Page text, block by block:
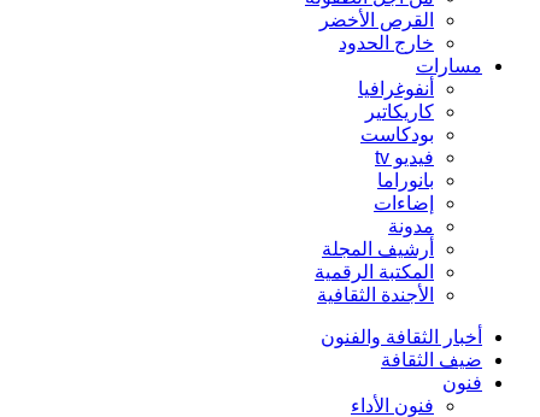
القرص الأخضر
خارج الحدود
مسارات
أنفوغرافيا
كاريكاتير
بودكاست
فيديو tv
بانوراما
إضاءات
مدونة
أرشيف المجلة
المكتبة الرقمية
الأجندة الثقافية
أخبار الثقافة والفنون
ضيف الثقافة
فنون
فنون الأداء